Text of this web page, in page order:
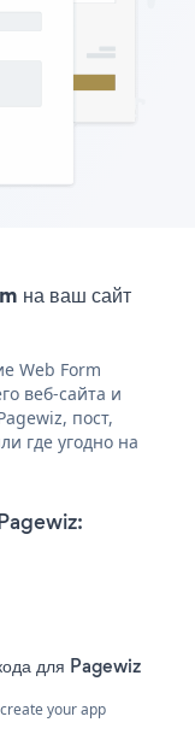
на ваш сайт
Web Form
веб-сайта и
пост,
где угодно на
для Pagewiz
your app